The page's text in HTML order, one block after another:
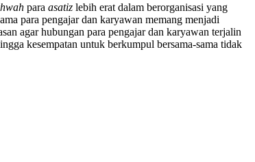
para asatiz lebih erat dalam berorganisasi yang
para pengajar dan karyawan memang menjadi
agar hubungan para pengajar dan karyawan terjalin
kesempatan untuk berkumpul bersama-sama tidak